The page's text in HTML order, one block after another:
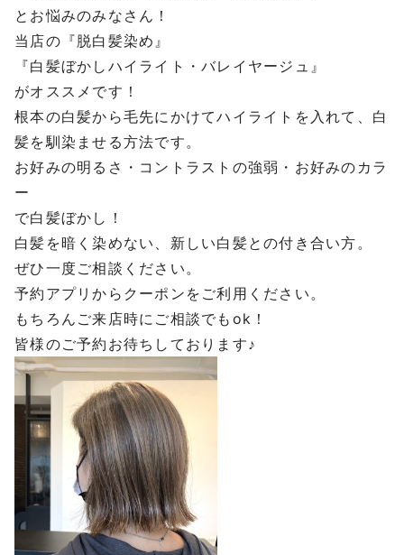
とお悩みのみなさん！
当店の『脱白髪染め』
『白髪ぼかしハイライト・バレイヤージュ』
がオススメです！
根本の白髪から毛先にかけてハイライトを入れて、白
髪を馴染ませる方法です。
お好みの明るさ・コントラストの強弱・お好みのカラ
ー
で白髪ぼかし！
白髪を暗く染めない、新しい白髪との付き合い方。
ぜひ一度ご相談ください。
予約アプリからクーポンをご利用ください。
もちろんご来店時にご相談でもok！
皆様のご予約お待ちしております♪